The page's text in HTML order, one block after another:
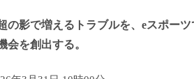
の影で増えるトラブルを、eスポー
会を創出する。